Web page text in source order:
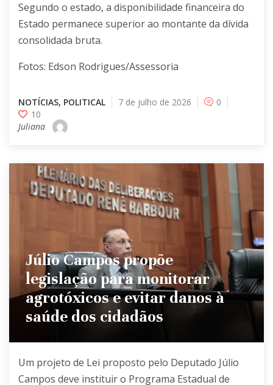
Segundo o estado, a disponibilidade financeira do
Estado permanece superior ao montante da dívida
consolidada bruta.
Fotos: Edson Rodrigues/Assessoria
NOTÍCIAS, POLITICAL 7 de julho de 2026
0
10
Juliana
Júlio Campos propõe
legislação para monitorar
agrotóxicos e evitar danos à
saúde dos cidadãos
Um projeto de Lei proposto pelo Deputado Júlio
Campos deve instituir o Programa Estadual de